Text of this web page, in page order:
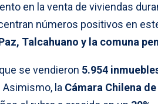
en la venta de viviendas
números positivos en
Talcahuano y la comuna
se vendieron 5.954
Asimismo, la Cámara Chilena